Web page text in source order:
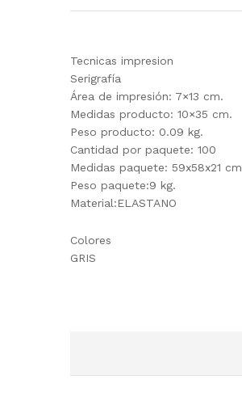
Tecnicas impresion
Serigrafía
Área de impresión: 7×13 cm.
Medidas producto: 10×35 cm.
Peso producto: 0.09 kg.
Cantidad por paquete: 100
Medidas paquete: 59x58x21
Peso paquete:9 kg.
Material:ELASTANO
Colores
GRIS